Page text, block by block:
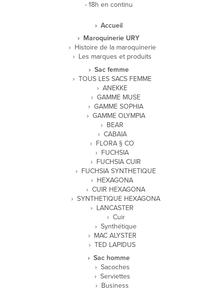
- 18h en continu
Accueil
Maroquinerie URY
Histoire de la maroquinerie
Les marques et produits
Sac femme
TOUS LES SACS FEMME
ANEKKE
GAMME MUSE
GAMME SOPHIA
GAMME OLYMPIA
BEAR
CABAIA
FLORA § CO
FUCHSIA
FUCHSIA CUIR
FUCHSIA SYNTHETIQUE
HEXAGONA
CUIR HEXAGONA
SYNTHETIQUE HEXAGONA
LANCASTER
Cuir
Synthétique
MAC ALYSTER
TED LAPIDUS
Sac homme
Sacoches
Serviettes
Business